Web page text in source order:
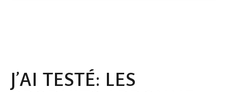
J’AI TESTÉ: LES